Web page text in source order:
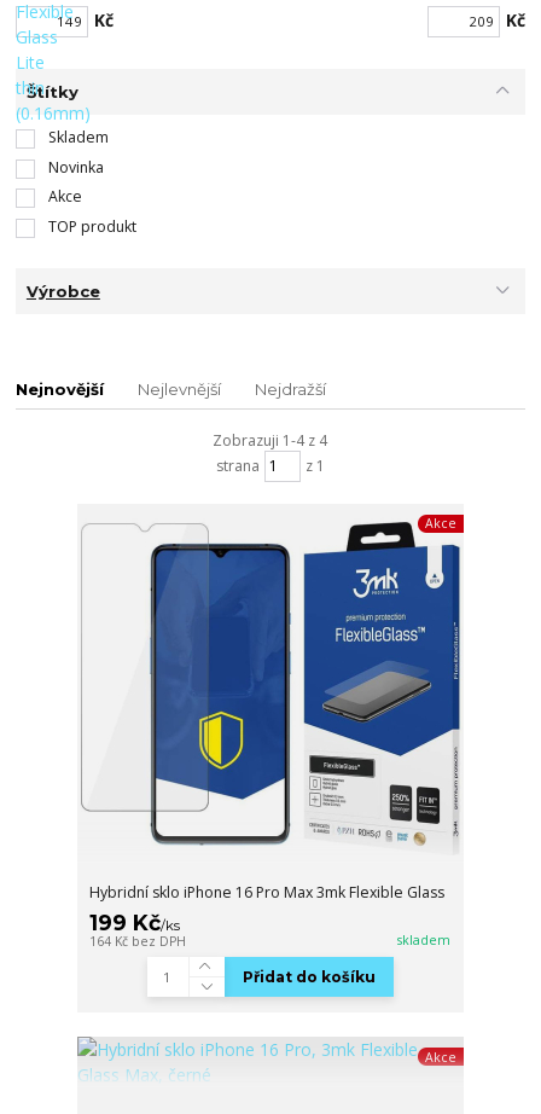
Kč Kč
Štítky
Skladem
Novinka
Akce
TOP produkt
Výrobce
Nejnovější Nejlevnější Nejdražší
Zobrazuji 1-4 z 4
strana
z 1
Akce
Hybridní sklo iPhone 16 Pro Max 3mk Flexible Glass
199 Kč/ks
164 Kč bez DPH skladem
Přidat do košíku
Akce